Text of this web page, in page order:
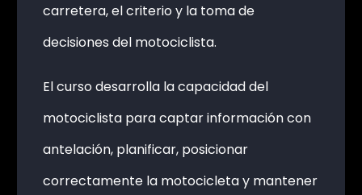
carretera, el criterio y la toma de
decisiones del motociclista.
El curso desarrolla la capacidad del
motociclista para captar información con
antelación, planificar, posicionar
correctamente la motocicleta y mantener